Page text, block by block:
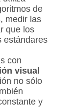
de
medir las
que los
estándares
con
visual
no sólo
y